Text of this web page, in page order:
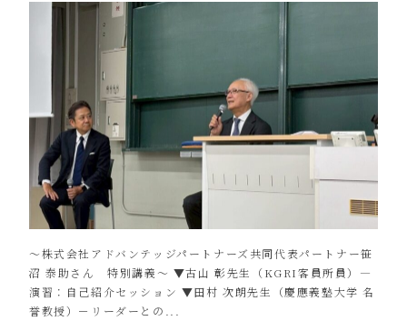
〜株式会社アドバンテッジパートナーズ共同代表パートナー笹
沼 泰助さん 特別講義〜 ▼古山 彰先生（KGRI客員所員）―
演習：自己紹介セッション ▼田村 次朗先生（慶應義塾大学 名
誉教授）－リーダーとの...